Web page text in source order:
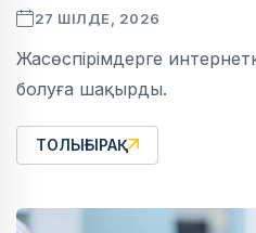
27 ШІЛДЕ, 2026
Жасөспірімдерге
болуға шақырды.
ТОЛЫҒЫРАҚ